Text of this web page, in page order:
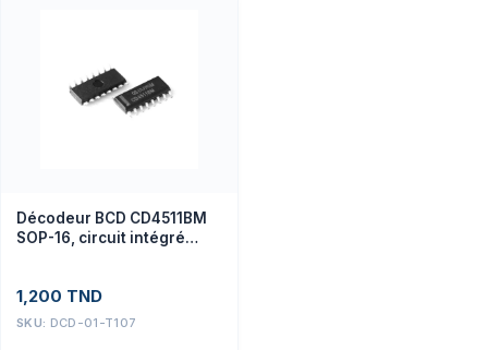
Décodeur BCD CD4511BM
SOP-16, circuit intégré
1,200 TND
SKU: DCD-01-T107